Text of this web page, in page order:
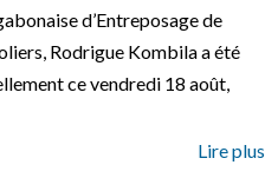
d’Entreposage de
Rodrigue Kombila a été
ce vendredi 18 août,